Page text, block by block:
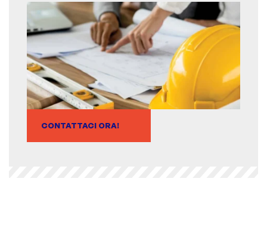
CONTATTACI ORA!